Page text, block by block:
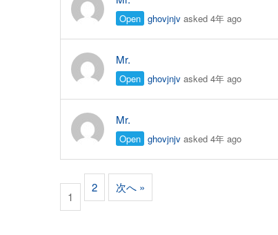
Open ghovjnjv asked 4年 ago
Mr.
Open ghovjnjv asked 4年 ago
Mr.
Open ghovjnjv asked 4年 ago
1
2 次へ »